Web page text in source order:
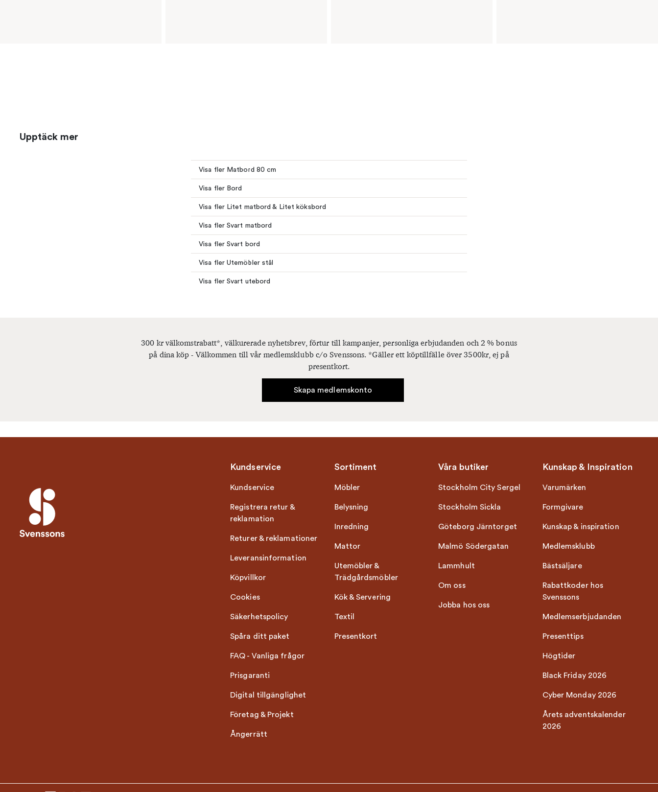
Upptäck mer
Visa fler Matbord 80 cm
Visa fler Bord
Visa fler Litet matbord & Litet köksbord
Visa fler Svart matbord
Visa fler Svart bord
Visa fler Utemöbler stål
Visa fler Svart utebord
300 kr välkomstrabatt*, välkurerade nyhetsbrev, förtur till kampanjer, personliga erbjudanden och 2 % bonus
på dina köp - Välkommen till vår medlemsklubb c/o Svenssons. *Gäller ett köptillfälle över 3500kr, ej på
presentkort.
Skapa medlemskonto
Kundservice
Kundservice
Registrera retur &
reklamation
Returer & reklamationer
Leveransinformation
Köpvillkor
Cookies
Säkerhetspolicy
Spåra ditt paket
FAQ - Vanliga frågor
Prisgaranti
Digital tillgänglighet
Företag & Projekt
Ångerrätt
Sortiment
Möbler
Belysning
Inredning
Mattor
Utemöbler &
Trädgårdsmöbler
Kök & Servering
Textil
Presentkort
Våra butiker
Stockholm City Sergel
Stockholm Sickla
Göteborg Järntorget
Malmö Södergatan
Lammhult
Om oss
Jobba hos oss
Kunskap & Inspiration
Varumärken
Formgivare
Kunskap & inspiration
Medlemsklubb
Bästsäljare
Rabattkoder hos
Svenssons
Medlemserbjudanden
Presenttips
Högtider
Black Friday 2026
Cyber Monday 2026
Årets adventskalender
2026